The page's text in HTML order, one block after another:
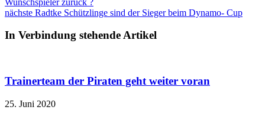
nächste Radtke Schützlinge sind der Sieger beim Dynamo- Cup
In Verbindung stehende Artikel
Trainerteam der Piraten geht weiter voran
25. Juni 2020